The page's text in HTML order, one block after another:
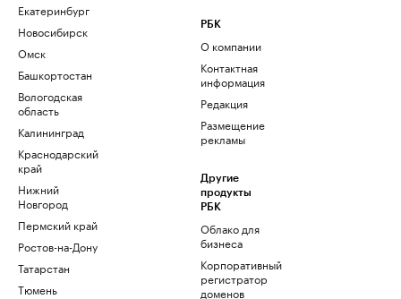
Екатеринбург
Новосибирск
Омск
Башкортостан
Вологодская
область
Калининград
Краснодарский
край
Нижний
Новгород
Пермский край
Ростов-на-Дону
Татарстан
Тюмень
РБК
О компании
Контактная
информация
Редакция
Размещение
рекламы
Другие
продукты
РБК
Облако для
бизнеса
Корпоративный
регистратор
доменов